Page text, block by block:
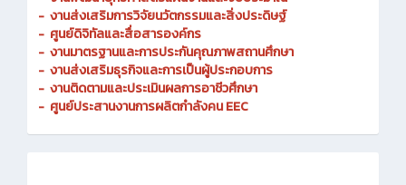
- งานพัฒนายุทธศาสตร์แผนงานและงบประมาณ
- งานส่งเสริมการวิจัยนวัตกรรมและสิ่งประดิษฐ์
- ศูนย์ดิจิทัลและสื่อสารองค์กร
- งานมาตรฐานและการประกันคุณภาพสถานศึกษา
- งานส่งเสริมธุรกิจและการเป็นผู้ประกอบการ
- งานติดตามและประเมินผลการอาชีวศึกษา
-ศูนย์ประสานงานการผลิตกำลังคน EEC